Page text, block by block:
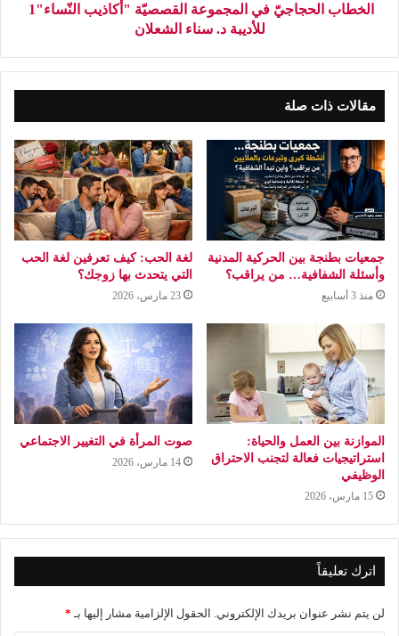
للأديبة د. سناء الشعلان
مقالات ذات صلة
جمعيات بطنجة بين الحركية المدنية
وأسئلة الشفافية… من يراقب؟
منذ 3 أسابيع
لغة الحب: كيف تعرفين لغة الحب
التي يتحدث بها زوجك؟
23 مارس، 2026
الموازنة بين العمل والحياة:
استراتيجيات فعالة لتجنب الاحتراق
الوظيفي
15 مارس، 2026
صوت المرأة في التغيير الاجتماعي
14 مارس، 2026
اترك تعليقاً
لن يتم نشر عنوان بريدك الإلكتروني. الحقول الإلزامية مشار إليها بـ *